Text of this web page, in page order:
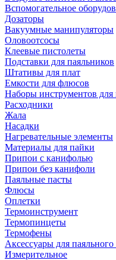
Вспомогательное
Дозаторы
Вакуумные манипуляторы
Оловоотсосы
Клеевые пистолеты
Подставки для паяльников
Штативы для плат
Емкости для флюсов
Наборы инструментов для
Расходники
Жала
Насадки
Нагревательные элементы
Материалы для пайки
Припои с канифолью
Припои без канифоли
Паяльные пасты
Флюсы
Оплетки
Термоинструмент
Термопинцеты
Термофены
Аксессуары для
Измерительное